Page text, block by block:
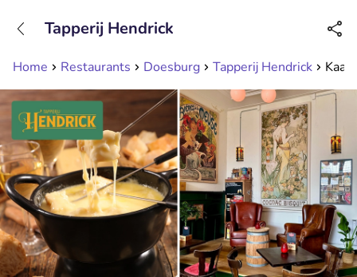
Available until 23:00
Home Restaurants Doesburg Tapperij Hendrick
Tapperij Hendrick